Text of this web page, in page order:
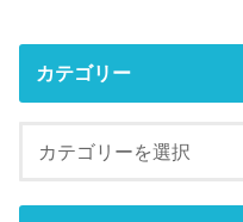
カテゴリー